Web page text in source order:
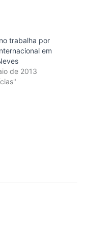
trabalha por
em
de 2013